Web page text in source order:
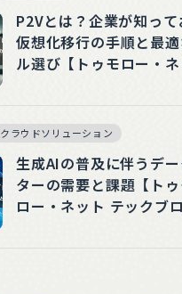
P2Vとは？企業が知って
仮想化移行の手順と最
ル選び【トゥモロー・
クラウドソリューション
生成AIの普及に伴うデ
ターの需要と課題【ト
ロー・ネット テックブロ